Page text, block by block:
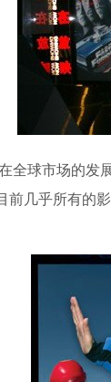
球市场的发展
前几乎所有的